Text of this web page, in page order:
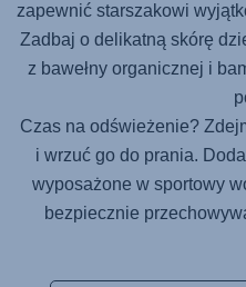
zapewnić starszakowi
Zadbaj o delikatną skórę
z bawełny organicznej i
Czas na odświeżenie?
i wrzuć go do prania.
wyposażone w sportowy
bezpiecznie